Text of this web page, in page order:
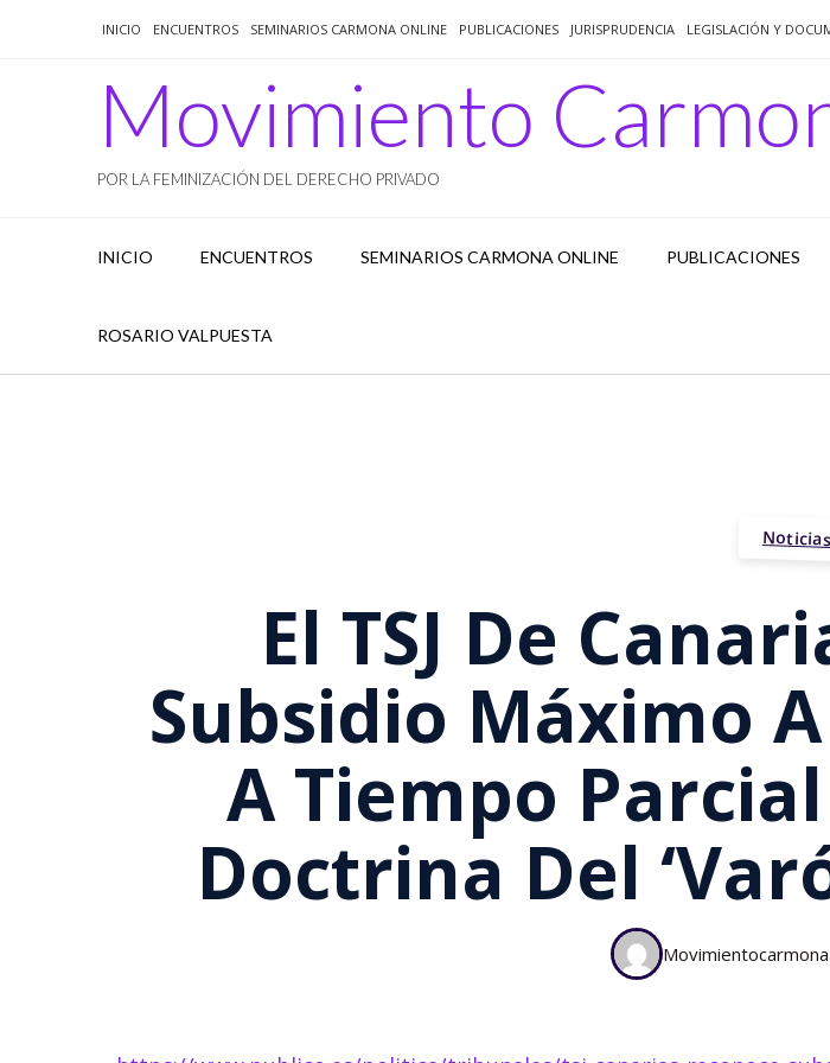
INICIO ENCUENTROS SEMINARIOS CARMONA ONLINE PUBLICACIONES JURISPRUDENCIA LEGISLACIÓN Y
Movimiento
POR LA FEMINIZACIÓN DEL DERECHO PRIVADO
INICIO ENCUENTROS SEMINARIOS CARMONA ONLINE PUBLICACIONES
ROSARIO VALPUESTA
Noticias
El TSJ De
Subsidio Máximo
A Tiempo
Doctrina Del
Movimientocarmona